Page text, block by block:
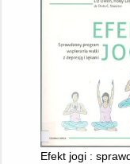
Efekt jogi :